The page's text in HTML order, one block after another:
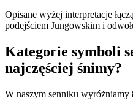
Opisane wyżej interpretacje
podejściem Jungowskim i
Kategorie symboli
najczęściej śnimy?
W naszym senniku wyróżniamy